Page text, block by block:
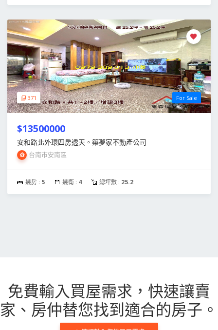
371 For Sale
$13500000
安和路北外環四房透天。築夢家不動產公司
台南市安南區
幾房 : 5 幾衛 : 4 總坪數 : 25.2
免費輸入買屋需求， 快速讓賣
家、房仲替您找到適合的房子。